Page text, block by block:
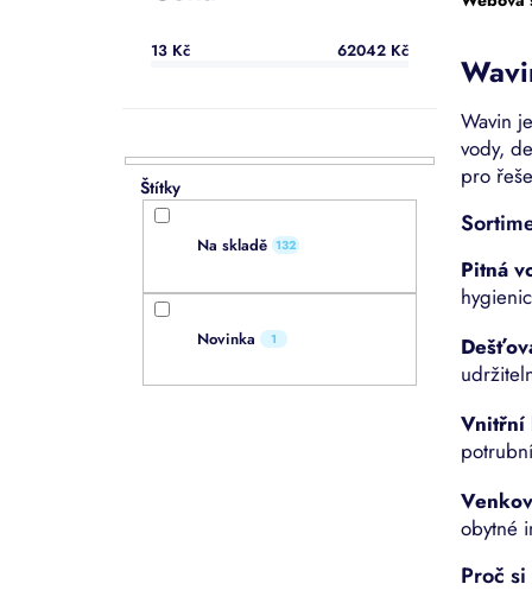
13 Kč 62042 Kč
Na skladě 132
Novinka 1
Wavin
vody,
pro
Pitná
Vnitřní
obytné
Proč
d
k
ů
k
ů